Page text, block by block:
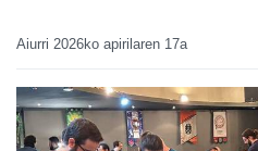
Aiurri 2026ko apirilaren 17a